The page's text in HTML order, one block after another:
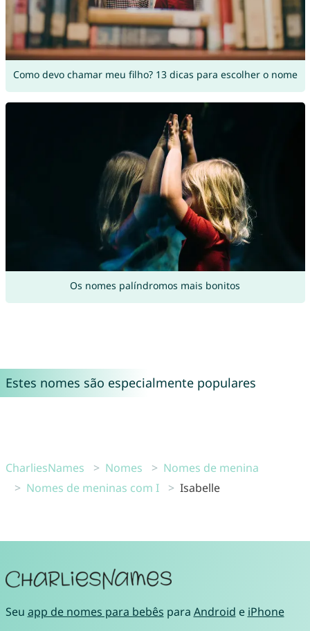
Como devo chamar meu filho? 13 dicas para escolher o nome
Os nomes palíndromos mais bonitos
Estes nomes são especialmente populares
CharliesNames Nomes
Nomes de menina
Nomes de meninas com I
Isabelle
Seu app de nomes para bebês para Android e iPhone